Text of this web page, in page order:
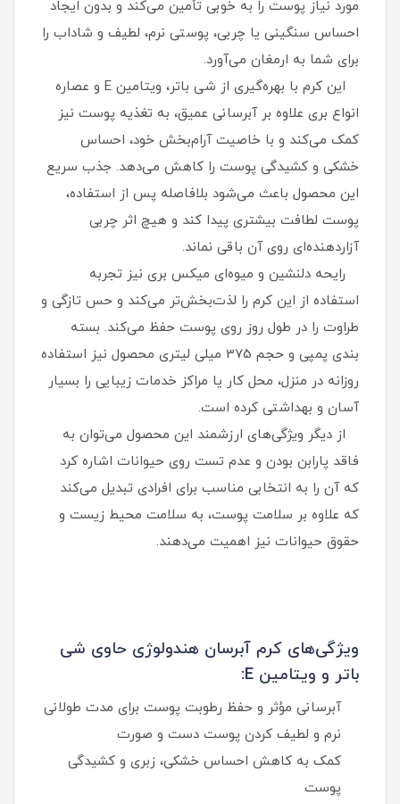
مورد نیاز پوست را به‌ خوبی تأمین می‌کند و بدون ایجاد
احساس سنگینی یا چربی، پوستی نرم، لطیف و شاداب را
برای شما به ارمغان می‌آورد.
این کرم با بهره‌گیری از شی باتر، ویتامین E و عصاره
انواع بری علاوه بر آبرسانی عمیق، به تغذیه پوست نیز
کمک می‌کند و با خاصیت آرام‌بخش خود، احساس
خشکی و کشیدگی پوست را کاهش می‌دهد. جذب سریع
این محصول باعث می‌شود بلافاصله پس از استفاده،
پوست لطافت بیشتری پیدا کند و هیچ اثر چربی
آزاردهنده‌ای روی آن باقی نماند.
رایحه دلنشین و میوه‌ای میکس بری نیز تجربه
استفاده از این کرم را لذت‌بخش‌تر می‌کند و حس تازگی و
طراوت را در طول روز روی پوست حفظ می‌کند. بسته‌
بندی پمپی و حجم 375 میلی‌ لیتری محصول نیز استفاده
روزانه در منزل، محل کار یا مراکز خدمات زیبایی را بسیار
آسان و بهداشتی کرده است.
از دیگر ویژگی‌های ارزشمند این محصول می‌توان به
فاقد پارابن بودن و عدم تست روی حیوانات اشاره کرد
که آن را به انتخابی مناسب برای افرادی تبدیل می‌کند
که علاوه بر سلامت پوست، به سلامت محیط زیست و
حقوق حیوانات نیز اهمیت می‌دهند.
ویژگی‌های کرم آبرسان هندولوژی حاوی شی
باتر و ویتامین E:
آبرسانی مؤثر و حفظ رطوبت پوست برای مدت طولانی
نرم و لطیف کردن پوست دست و صورت
کمک به کاهش احساس خشکی، زبری و کشیدگی
پوست